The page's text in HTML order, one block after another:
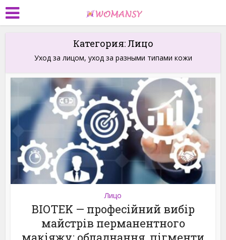
Категория: Лицо
Уход за лицом, уход за разными типами кожи
Лицо
BIOTEK — професійний вибір
майстрів перманентного